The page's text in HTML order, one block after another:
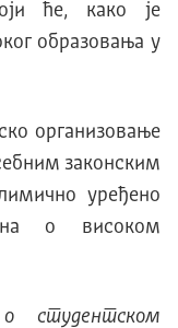
ће, како је
образовања у
организовање
законским
уређено
о високом
студентском